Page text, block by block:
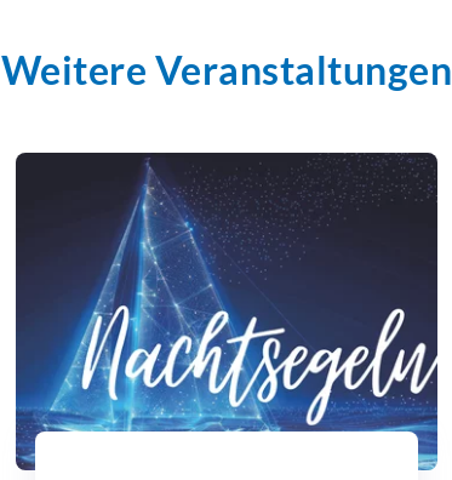
Weitere Veranstaltungen